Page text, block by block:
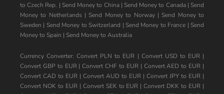
to Czech Rep. | Send Money to China| Send Money to Canada| Send
Money to Netherlands | Send Money to Norway| Send Money to
Sweden | Send Money to Switzerland | Send Money to France | Send
Money to Spain | Send Money to Australia
Currency Converter:Convert PLN to EUR | Convert USD to EUR|
Convert GBP to EUR|Convert CHF to EUR| Convert AED to EUR |
Convert CAD to EUR | Convert AUD to EUR | Convert JPY to EUR |
Convert NOK to EUR| Convert SEK to EUR |Convert DKK to EUR |